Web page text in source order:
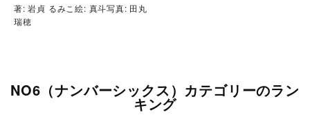
著: 岩貞 るみこ絵: 真斗写真: 田丸
瑞穂
NO6（ナンバーシックス）カテゴリーのラン
キング